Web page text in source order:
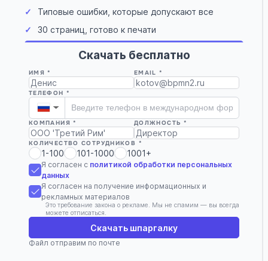
✓
Типовые ошибки, которые допускают все
✓
30 страниц, готово к печати
Скачать бесплатно
ИМЯ * EMAIL *
ТЕЛЕФОН *
▼
КОМПАНИЯ * ДОЛЖНОСТЬ *
КОЛИЧЕСТВО СОТРУДНИКОВ *
1-100 101-1000 1001+
Я согласен с политикой обработки персональных
данных
Я согласен на получение информационных и
рекламных материалов
Это требование закона о рекламе. Мы не спамим — вы всегда
можете отписаться.
Скачать шпаргалку
Файл отправим по почте